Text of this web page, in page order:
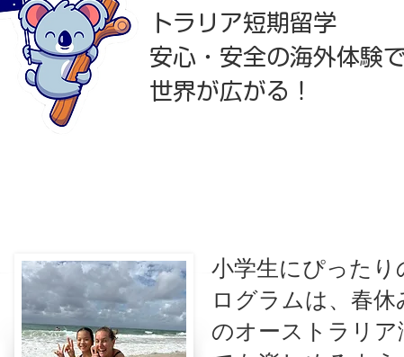
トラリア短期留学
安心・安全の海外体験で
世界が広がる！
小学生にぴったり
ログラムは、春
のオーストラリ